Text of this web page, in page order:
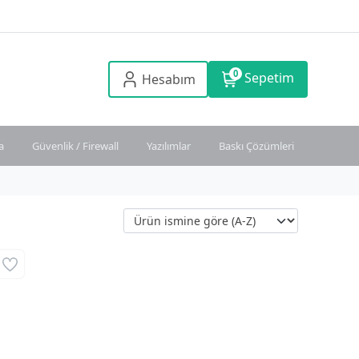
Hesabım 0 Sepetim
Güvenlik / Firewall Yazılımlar Baskı Çözümleri